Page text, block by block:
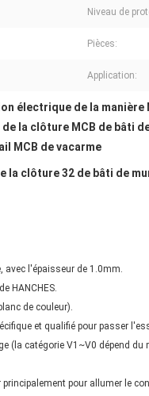
Niveau de
Pièces:
Application:
électrique de la manière
la clôture MCB de bâti
MCB de vacarme
clôture 32 de bâti de
avec l'épaisseur de 1.0mm.
HANCHES.
de couleur).
et qualifié pour passer
(la catégorie V1~V0 dépend du
pour allumer le